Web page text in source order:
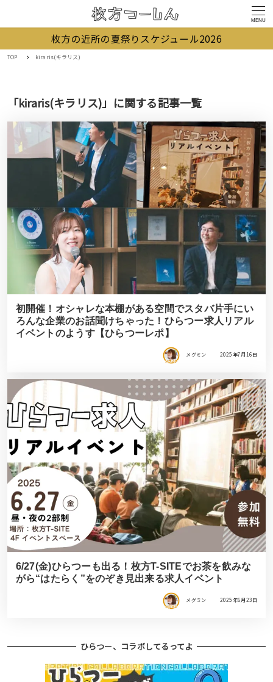
MENU
枚方の近所の夏祭りスケジュール2026
TOP kiraris(キラリス)
「kiraris(キラリス)」に関する記事一覧
初開催！オシャレな本棚がある空間でスタバ片手にい
ろんな企業のお話聞けちゃった！ひらつー求人リアル
イベントのようす【ひらつーレポ】
メグミン 2025年7月16日
6/27(金)ひらつーも出る！枚方T-SITEでお茶を飲みな
がら“はたらく”をのぞき見出来る求人イベント
メグミン 2025年6月23日
ひらつー、コラボしてるってよ